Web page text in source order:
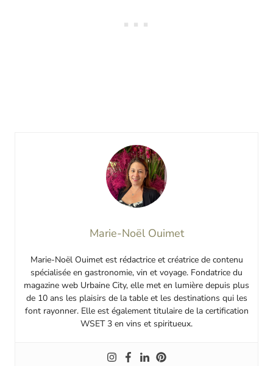
Marie-Noël Ouimet
Marie-Noël Ouimet est rédactrice et créatrice de contenu
spécialisée en gastronomie, vin et voyage. Fondatrice du
magazine web Urbaine City, elle met en lumière depuis plus
de 10 ans les plaisirs de la table et les destinations qui les
font rayonner. Elle est également titulaire de la certification
WSET 3 en vins et spiritueux.